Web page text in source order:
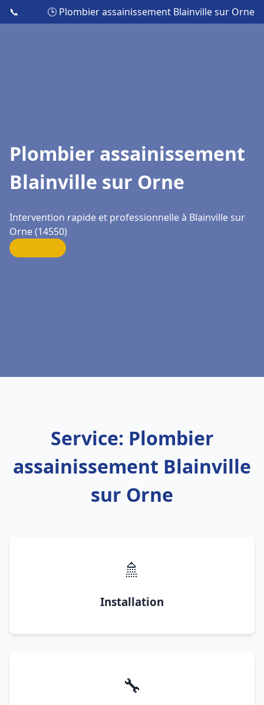
📞 🕒 Plombier assainissement Blainville sur Orne
Plombier assainissement
Blainville sur Orne
Intervention rapide et professionnelle à Blainville sur
Orne (14550)
Service: Plombier
assainissement Blainville
sur Orne
🚿
Installation
🔧